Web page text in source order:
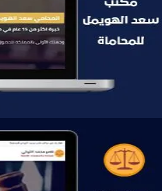
موقع سعد